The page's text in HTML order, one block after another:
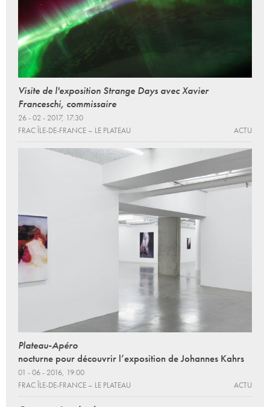
Visite de l'exposition Strange Days avec Xavier
Franceschi, commissaire
26 - 02 - 2017, 17:30
FRAC ÎLE-DE-FRANCE – LE PLATEAU
ACTU
Plateau-Apéro
nocturne pour découvrir l’exposition de Johannes Kahrs
01 - 06 - 2016, 19:00
FRAC ÎLE-DE-FRANCE – LE PLATEAU
ACTU